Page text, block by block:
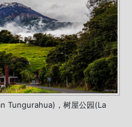
Tungurahua)，树屋公园(La